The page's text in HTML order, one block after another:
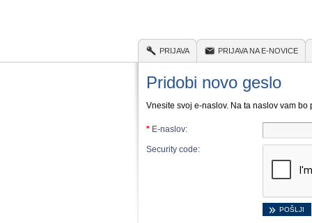
Pridobi novo geslo
Vnesite svoj e-naslov. Na ta naslov vam bo
* E-naslov:
Security code:
PRIJAVA PRIJAVA NA E-NOVICE